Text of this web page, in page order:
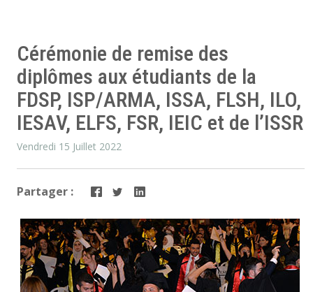
Cérémonie de remise des
diplômes aux étudiants de la
FDSP, ISP/ARMA, ISSA, FLSH, ILO,
IESAV, ELFS, FSR, IEIC et de l’ISSR
Vendredi 15 Juillet 2022
Partager :